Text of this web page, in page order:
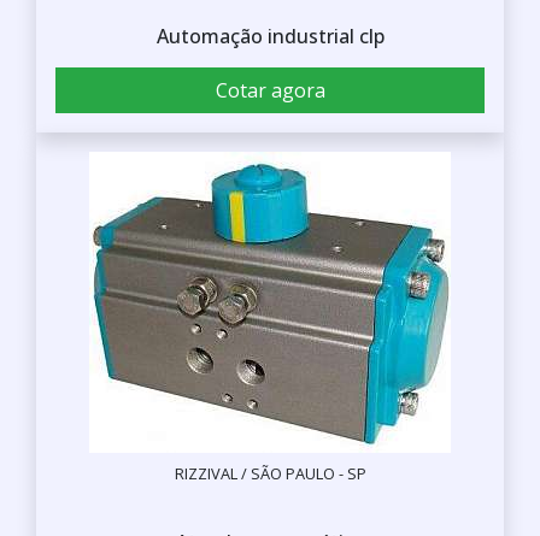
Automação industrial clp
Cotar agora
RIZZIVAL / SÃO PAULO - SP